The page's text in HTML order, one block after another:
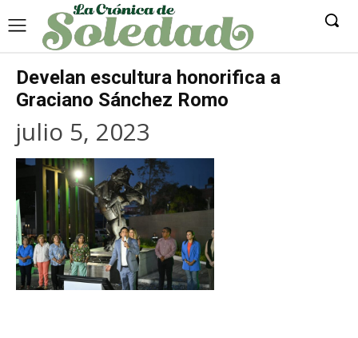
Develan escultura honorifica a
Graciano Sánchez Romo
julio 5, 2023